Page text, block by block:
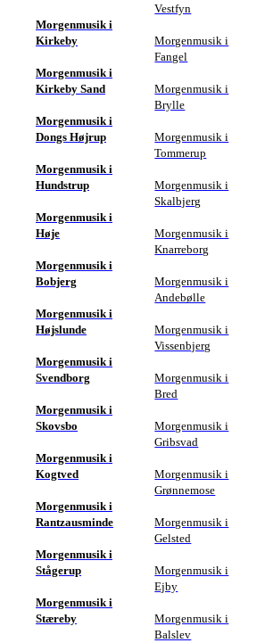
Morgenmusik i
Kirkeby
Morgenmusik i
Kirkeby Sand
Morgenmusik i
Dongs Højrup
Morgenmusik i
Hundstrup
Morgenmusik i
Høje
Morgenmusik i
Bobjerg
Morgenmusik i
Højslunde
Morgenmusik i
Svendborg
Morgenmusik i
Skovsbo
Morgenmusik i
Kogtved
Morgenmusik i
Rantzausminde
Morgenmusik i
Stågerup
Morgenmusik i
Stæreby
Vestfyn
Morgenmusik i
Fangel
Morgenmusik i
Brylle
Morgenmusik i
Tommerup
Morgenmusik i
Skalbjerg
Morgenmusik i
Knarreborg
Morgenmusik i
Andebølle
Morgenmusik i
Vissenbjerg
Morgenmusik i
Bred
Morgenmusik i
Gribsvad
Morgenmusik i
Grønnemose
Morgenmusik i
Gelsted
Morgenmusik i
Ejby
Morgenmusik i
Balslev